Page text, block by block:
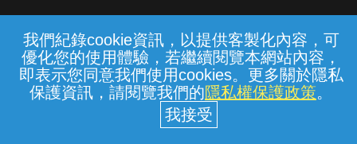
我們紀錄cookie資訊，以提供客製化內容，可
優化您的使用體驗，若繼續閱覽本網站內容，
即表示您同意我們使用cookies。更多關於隱私
保護資訊，請閱覽我們的隱私權保護政策。
常見問題 線上客服 服務條款 隱私權保護
中華電信股份有限公司個人家庭分公司
(統一編號：96979949) © 2026
{{notifyMsg}}